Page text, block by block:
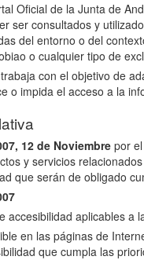
Oficial de la Junta de
ser consultados y
del entorno o del
o cualquier tipo de
con el objetivo de
o impida el acceso a la
12 de Noviembre por
y servicios
que serán de obligado
accesibilidad aplicables a
en las páginas de
que cumpla las